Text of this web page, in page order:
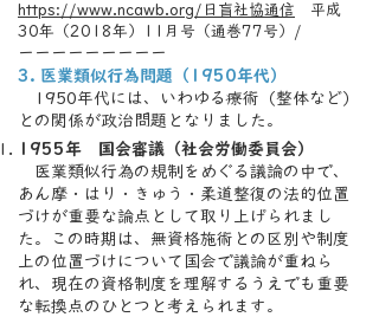
https://www.ncawb.org/日盲社協通信 平成
30年（2018年）11月号（通巻77号）/
ーーーーーーーーー
3. 医業類似行為問題（1950年代）
1950年代には、いわゆる療術（整体など）
との関係が政治問題となりました。
1955年 国会審議（社会労働委員会）
医業類似行為の規制をめぐる議論の中で、
あん摩・はり・きゅう・柔道整復の法的位置
づけが重要な論点として取り上げられまし
た。この時期は、無資格施術との区別や制度
上の位置づけについて国会で議論が重ねら
れ、現在の資格制度を理解するうえでも重要
な転換点のひとつと考えられます。